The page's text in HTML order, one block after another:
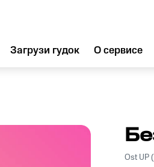
Загрузи гудок О сервисе
Ost UP